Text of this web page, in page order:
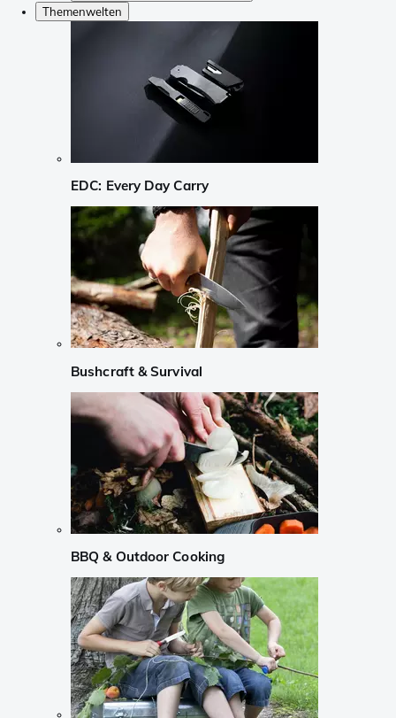
Themenwelten
EDC: Every Day Carry
Bushcraft & Survival
BBQ & Outdoor Cooking